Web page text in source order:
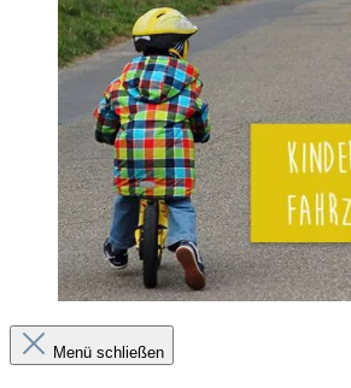
Menü schließen